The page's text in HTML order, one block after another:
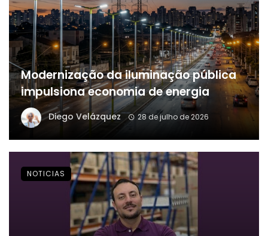
Modernização da iluminação pública
impulsiona economia de energia
Diego Velázquez 28 de julho de 2026
NOTICIAS